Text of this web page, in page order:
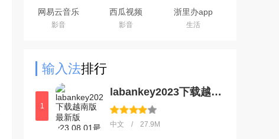
网易云音乐
下载2025最
新版
影音
西瓜视频
2024最新版
影音
浙里办app
官方下载
2026手机版
生活
输入法排行
1
labankey2023下载越南版最新版v23.08.01最新官方安卓版
中文 / 27.9M